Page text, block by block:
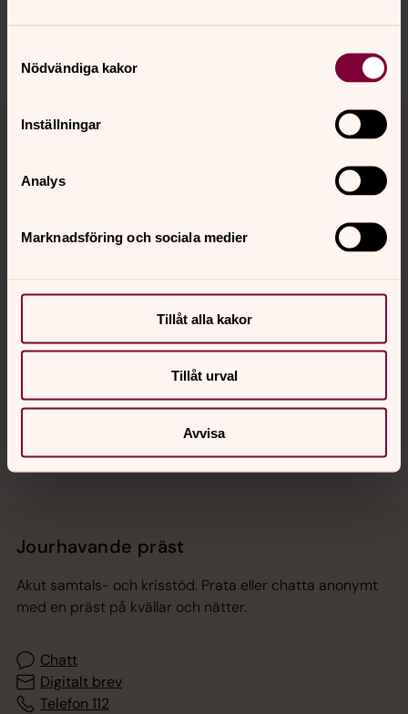
Nödvändiga kakor
Inställningar
Analys
Marknadsföring och sociala medier
Tillåt alla kakor
Tillåt urval
Avvisa
Sociala kanaler
Jourhavande präst
Akut samtals- och krisstöd. Prata eller chatta anonymt
med en präst på kvällar och nätter.
Chatt
Digitalt brev
Telefon 112